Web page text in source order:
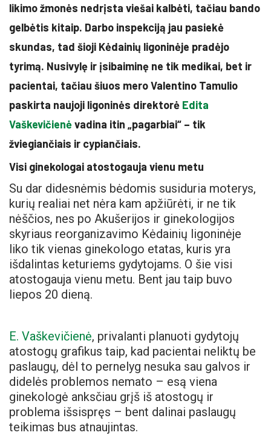
likimo žmonės nedrįsta viešai kalbėti, tačiau bando
gelbėtis kitaip. Darbo inspekciją jau pasiekė
skundas, tad šioji Kėdainių ligoninėje pradėjo
tyrimą. Nusivylę ir įsibaiminę ne tik medikai, bet ir
pacientai, tačiau šiuos mero Valentino Tamulio
paskirta naujoji ligoninės direktorė Edita
Vaškevičienėvadina itin „pagarbiai“ – tik
žviegiančiais ir cypiančiais.
Visi ginekologai atostogauja vienu metu
Su dar didesnėmis bėdomis susiduria moterys,
kurių realiai net nėra kam apžiūrėti, ir ne tik
nėščios, nes po Akušerijos ir ginekologijos
skyriaus reorganizavimo Kėdainių ligoninėje
liko tik vienas ginekologo etatas, kuris yra
išdalintas keturiems gydytojams. O šie visi
atostogauja vienu metu. Bent jau taip buvo
liepos 20 dieną.
E. Vaškevičienė, privalanti planuoti gydytojų
atostogų grafikus taip, kad pacientai neliktų be
paslaugų, dėl to pernelyg nesuka sau galvos ir
didelės problemos nemato – esą viena
ginekologė anksčiau grįš iš atostogų ir
problema išsispręs – bent dalinai paslaugų
teikimas bus atnaujintas.